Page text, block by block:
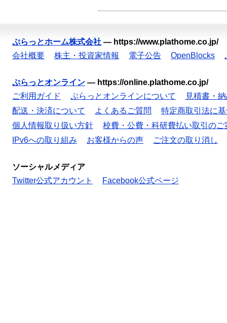
ぷらっとホーム株式会社 — https://www.plathome.co.jp/
会社概要
株主・投資家情報 電子公告 OpenBlocks
ぷらっとオンライン — https://online.plathome.co.jp/
ご利用ガイド
ぷらっとオンラインについて
見積書・
配送・決済について
よくあるご質問
特定商取引法に
個人情報取り扱い方針
校費・公費・科研費払い取引のご
IPv6への取り組み
お客様からの声 ご注文の取り消し
ソーシャルメディア
Twitter公式アカウント
Facebook公式ページ